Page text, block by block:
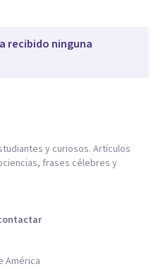
recibido ninguna
y curiosos. Artículos
frases célebres y
América